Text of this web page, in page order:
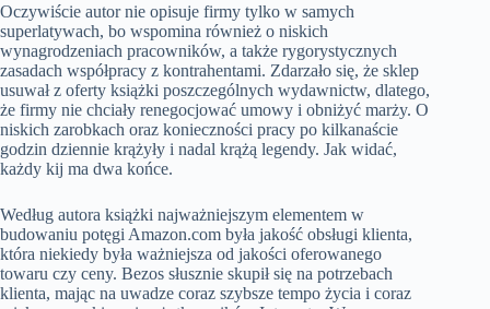
Oczywiście autor nie opisuje firmy tylko w samych
superlatywach, bo wspomina również o niskich
wynagrodzeniach pracowników, a także rygorystycznych
zasadach współpracy z kontrahentami. Zdarzało się, że sklep
usuwał z oferty książki poszczególnych wydawnictw, dlatego,
że firmy nie chciały renegocjować umowy i obniżyć marży. O
niskich zarobkach oraz konieczności pracy po kilkanaście
godzin dziennie krążyły i nadal krążą legendy. Jak widać,
każdy kij ma dwa końce.
Według autora książki najważniejszym elementem w
budowaniu potęgi Amazon.com była jakość obsługi klienta,
która niekiedy była ważniejsza od jakości oferowanego
towaru czy ceny. Bezos słusznie skupił się na potrzebach
klienta, mając na uwadze coraz szybsze tempo życia i coraz